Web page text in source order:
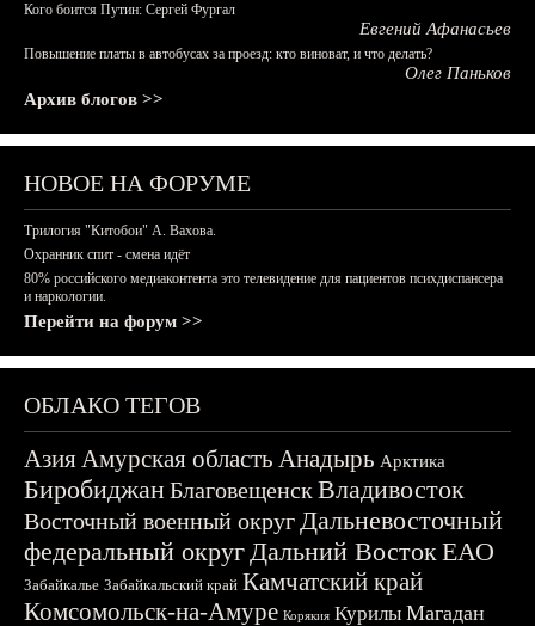
Кого боится Путин: Сергей Фургал
Евгений Афанасьев
Повышение платы в автобусах за проезд: кто виноват, и что делать?
Олег Паньков
Архив блогов >>
НОВОЕ НА ФОРУМЕ
Трилогия "Китобои" А. Вахова.
Охранник спит - смена идёт
80% российского медиаконтента это телевидение для пациентов психдиспансера
и наркологии.
Перейти на форум >>
ОБЛАКО ТЕГОВ
АзияАмурская область Анадырь Арктика
БиробиджанБлаговещенскВладивосток
Восточный военный округДальневосточный
федеральный округДальний ВостокЕАО
Забайкалье Забайкальский край Камчатский край
Комсомольск-на-Амуре Корякия Курилы Магадан